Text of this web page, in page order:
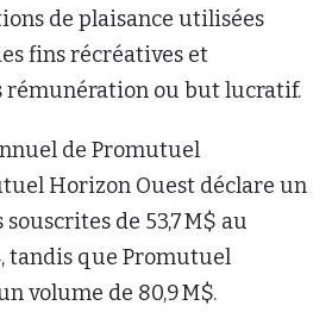
de plaisance utilisées
fins récréatives et
rémunération ou but lucratif.
de Promutuel
Horizon Ouest déclare un
de 53,7 M$ au
tandis que Promutuel
volume de 80,9 M$.